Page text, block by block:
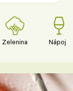
Zelenina Nápoje